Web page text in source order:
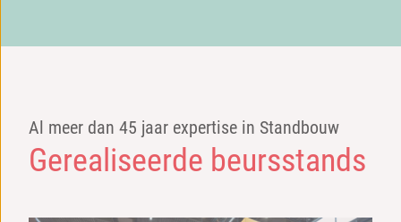
Al meer dan 45 jaar expertise in Standbouw
Gerealiseerde beursstands